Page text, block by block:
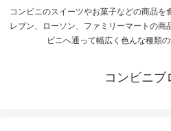
コンビニのスイーツやお菓子などの商品を
レブン、ローソン、ファミリーマートの商
ビニへ通って幅広く色んな種類
コンビニブ